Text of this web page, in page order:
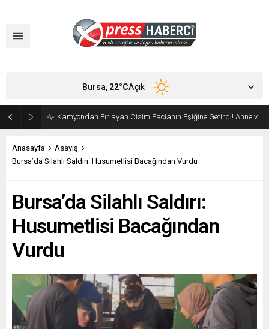
Orhangazi’de Ekmeğin Fiyatı ve Gramajı Değişti
Bursa, 22°CAçık
Anasayfa
Asayiş
Bursa’da Silahlı Saldırı: Husumetlisi Bacağından Vurdu
Bursa’da Silahlı Saldırı:
Husumetlisi Bacağından
Vurdu